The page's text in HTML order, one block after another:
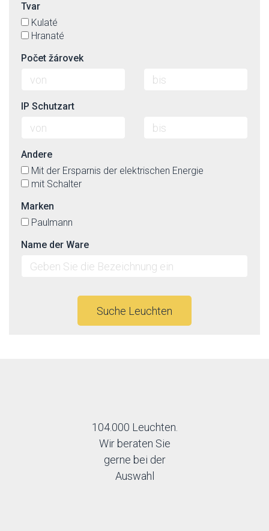
Tvar
Kulaté
Hranaté
Počet žárovek
IP Schutzart
Andere
Mit der Ersparnis der elektrischen Energie
mit Schalter
Marken
Paulmann
Name der Ware
Suche Leuchten
104.000 Leuchten.
Wir beraten Sie
gerne bei der
Auswahl